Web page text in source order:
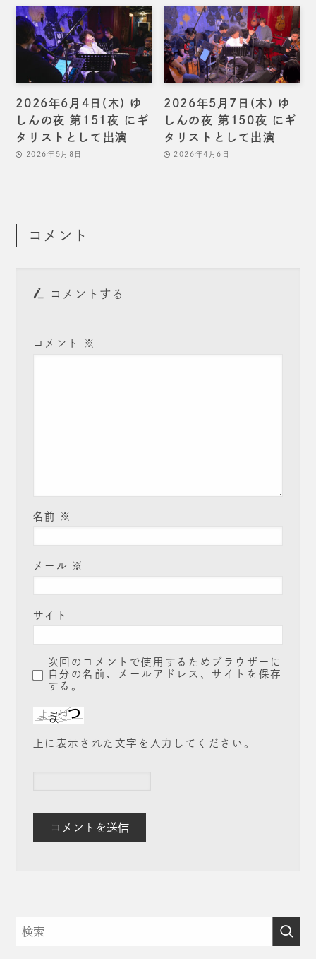
2026年6月4日(木) ゆ
しんの夜 第151夜 にギ
タリストとして出演
2026年5月8日
2026年5月7日(木) ゆ
しんの夜 第150夜 にギ
タリストとして出演
2026年4月6日
コメント
コメントする
コメント ※
名前 ※
メール ※
サイト
次回のコメントで使用するためブラウザーに
自分の名前、メールアドレス、サイトを保存
する。
上に表示された文字を入力してください。